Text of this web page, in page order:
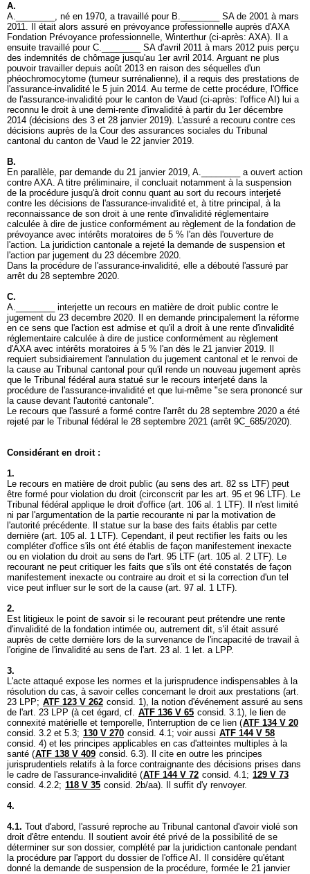
A.
A.________, né en 1970, a travaillé pour B.________ SA de 2001 à mars
2011. Il était alors assuré en prévoyance professionnelle auprès d'AXA
Fondation Prévoyance professionnelle, Winterthur (ci-après: AXA). Il a
ensuite travaillé pour C.________ SA d'avril 2011 à mars 2012 puis perçu
des indemnités de chômage jusqu'au 1er avril 2014. Arguant ne plus
pouvoir travailler depuis août 2013 en raison des séquelles d'un
phéochromocytome (tumeur surrénalienne), il a requis des prestations de
l'assurance-invalidité le 5 juin 2014. Au terme de cette procédure, l'Office
de l'assurance-invalidité pour le canton de Vaud (ci-après: l'office AI) lui a
reconnu le droit à une demi-rente d'invalidité à partir du 1er décembre
2014 (décisions des 3 et 28 janvier 2019). L'assuré a recouru contre ces
décisions auprès de la Cour des assurances sociales du Tribunal
cantonal du canton de Vaud le 22 janvier 2019.
B.
En parallèle, par demande du 21 janvier 2019, A.________ a ouvert action
contre AXA. A titre préliminaire, il concluait notamment à la suspension
de la procédure jusqu'à droit connu quant au sort du recours interjeté
contre les décisions de l'assurance-invalidité et, à titre principal, à la
reconnaissance de son droit à une rente d'invalidité réglementaire
calculée à dire de justice conformément au règlement de la fondation de
prévoyance avec intérêts moratoires de 5 % l'an dès l'ouverture de
l'action. La juridiction cantonale a rejeté la demande de suspension et
l'action par jugement du 23 décembre 2020.
Dans la procédure de l'assurance-invalidité, elle a débouté l'assuré par
arrêt du 28 septembre 2020.
C.
A.________ interjette un recours en matière de droit public contre le
jugement du 23 decembre 2020. Il en demande principalement la réforme
en ce sens que l'action est admise et qu'il a droit à une rente d'invalidité
réglementaire calculée à dire de justice conformément au règlement
d'AXA avec intérêts moratoires à 5 % l'an dès le 21 janvier 2019. Il
requiert subsidiairement l'annulation du jugement cantonal et le renvoi de
la cause au Tribunal cantonal pour qu'il rende un nouveau jugement après
que le Tribunal fédéral aura statué sur le recours interjeté dans la
procédure de l'assurance-invalidité et que lui-même "se sera prononcé sur
la cause devant l'autorité cantonale".
Le recours que l'assuré a formé contre l'arrêt du 28 septembre 2020 a été
rejeté par le Tribunal fédéral le 28 septembre 2021 (arrêt 9C_685/2020).
Considérant en droit :
1.
Le recours en matière de droit public (au sens des art. 82 ss LTF) peut
être formé pour violation du droit (circonscrit par les art. 95 et 96 LTF). Le
Tribunal fédéral applique le droit d'office (art. 106 al. 1 LTF). Il n'est limité
ni par l'argumentation de la partie recourante ni par la motivation de
l'autorité précédente. Il statue sur la base des faits établis par cette
dernière (art. 105 al. 1 LTF). Cependant, il peut rectifier les faits ou les
compléter d'office s'ils ont été établis de façon manifestement inexacte
ou en violation du droit au sens de l'art. 95 LTF (art. 105 al. 2 LTF). Le
recourant ne peut critiquer les faits que s'ils ont été constatés de façon
manifestement inexacte ou contraire au droit et si la correction d'un tel
vice peut influer sur le sort de la cause (art. 97 al. 1 LTF).
2.
Est litigieux le point de savoir si le recourant peut prétendre une rente
d'invalidité de la fondation intimée ou, autrement dit, s'il était assuré
auprès de cette dernière lors de la survenance de l'incapacité de travail à
l'origine de l'invalidité au sens de l'art. 23 al. 1 let. a LPP.
3.
L'acte attaqué expose les normes et la jurisprudence indispensables à la
résolution du cas, à savoir celles concernant le droit aux prestations (art.
23 LPP; ATF 123 V 262 consid. 1), la notion d'événement assuré au sens
de l'art. 23 LPP (à cet égard, cf. ATF 136 V 65 consid. 3.1), le lien de
connexité matérielle et temporelle, l'interruption de ce lien (ATF 134 V 20
consid. 3.2 et 5.3; 130 V 270 consid. 4.1; voir aussi ATF 144 V 58
consid. 4) et les principes applicables en cas d'atteintes multiples à la
santé (ATF 138 V 409 consid. 6.3). Il cite en outre les principes
jurisprudentiels relatifs à la force contraignante des décisions prises dans
le cadre de l'assurance-invalidité (ATF 144 V 72 consid. 4.1; 129 V 73
consid. 4.2.2; 118 V 35 consid. 2b/aa). Il suffit d'y renvoyer.
4.
4.1. Tout d'abord, l'assuré reproche au Tribunal cantonal d'avoir violé son
droit d'être entendu. Il soutient avoir été privé de la possibilité de se
déterminer sur son dossier, complété par la juridiction cantonale pendant
la procédure par l'apport du dossier de l'office AI. Il considère qu'étant
donné la demande de suspension de la procédure, formée le 21 janvier